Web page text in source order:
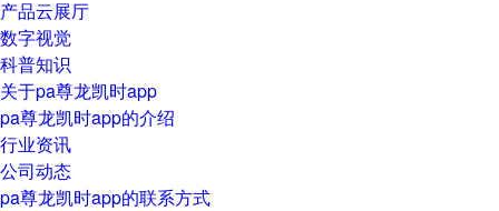
产品云展厅
数字视觉
科普知识
关于pa尊龙凯时app
pa尊龙凯时app的介绍
行业资讯
公司动态
pa尊龙凯时app的联系方式